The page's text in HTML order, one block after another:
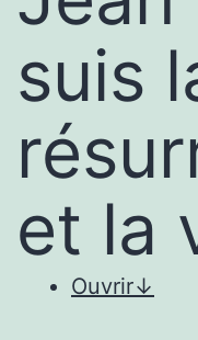
suis
et la
Ouvrir↓